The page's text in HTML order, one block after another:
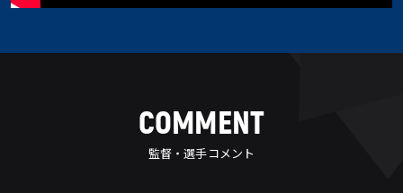
COMMENT
監督・選手コメント